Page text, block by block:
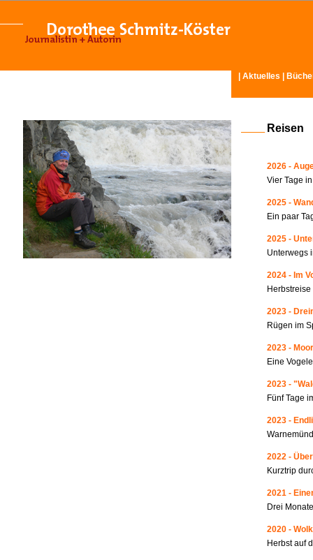
Aktuelles
Reisen
2026 -
Vier Tage
2025 -
Ein paar
2025 -
Unterwegs
2024 - Im
2023 -
Rügen im
2023 -
Eine
2023 -
Fünf Tage
2023 -
2022 -
Kurztrip
2021 -
Drei
2020 -
Herbst auf